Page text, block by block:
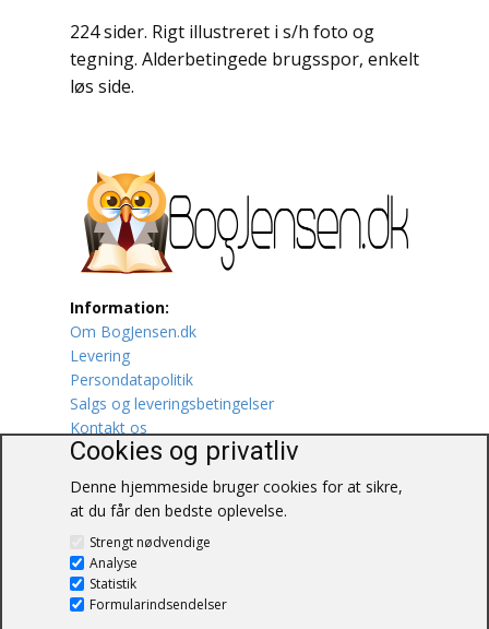
224 sider. Rigt illustreret i s/h foto og
tegning. Alderbetingede brugsspor, enkelt
løs side.
Information:
Om BogJensen.dk
Levering
Persondatapolitik
Salgs og leveringsbetingelser
Kontakt os
Blåkærvej 25
6052 Viuf
Tlf.:60703190
Cookies og privatliv
Denne hjemmeside bruger cookies for at sikre,
at du får den bedste oplevelse.
Strengt nødvendige
Analyse
Statistik
Formularindsendelser